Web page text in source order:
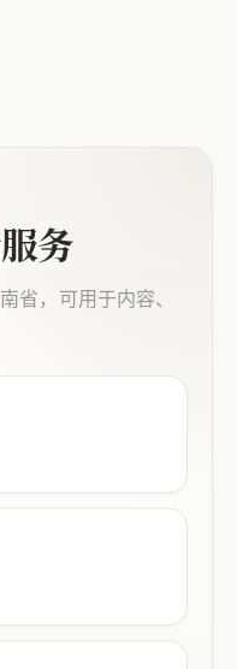
务
省，可用于内容、